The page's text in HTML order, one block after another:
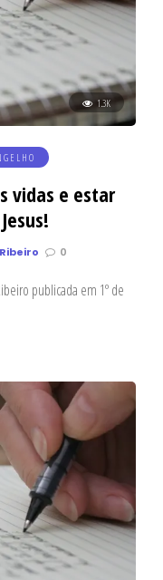
1.3K
vidas e estar
0
publicada em 1º de